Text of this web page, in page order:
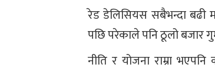
रेड डेलिसियस सबैभन्दा बढी
पछि परेकाले पनि ठूलो बजार
नीति र योजना राम्रा